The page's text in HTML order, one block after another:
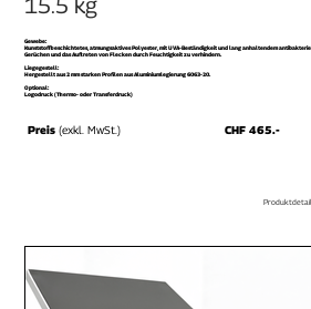
Gewebe:
Kunststoffbeschichtetes, atmungsaktives Polyester, mit UVA-Beständigkeit und lang anhaltendem
Gerüchen und das Auftreten von Flecken durch Feuchtigkeit zu verhindern.
Liegegestell:
Hergestellt aus 2 mm starken Profilen aus Aluminiumlegierung 6063-20.
Optional:
Logodruck (Thermo- oder Transferdruck)
Preis(exkl. MwSt.) CHF 465.-